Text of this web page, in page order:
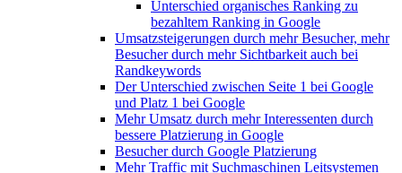
Unterschied organisches Ranking zu
bezahltem Ranking in Google
Umsatzsteigerungen durch mehr Besucher, mehr
Besucher durch mehr Sichtbarkeit auch bei
Randkeywords
Der Unterschied zwischen Seite 1 bei Google
und Platz 1 bei Google
Mehr Umsatz durch mehr Interessenten durch
bessere Platzierung in Google
Besucher durch Google Platzierung
Mehr Traffic mit Suchmaschinen Leitsystemen